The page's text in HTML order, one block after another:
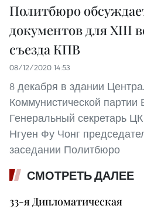
Политбюро
документов для ХIII
съезда КПВ
08/12/2020 14:53
8 декабря в здании
Коммунистической
Генеральный секретарь
Нгуен Фу Чонг
заседании Политбюро
СМОТРЕТЬ ДАЛЕЕ
33-я Дипломатическая